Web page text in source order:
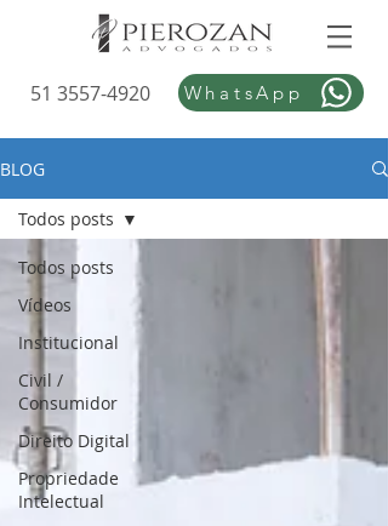
51 3557-4920 WhatsApp
BLOG
Todos posts
Vídeos
Institucional
Civil /
Consumidor
Direito Digital
Propriedade
Intelectual
Todos posts